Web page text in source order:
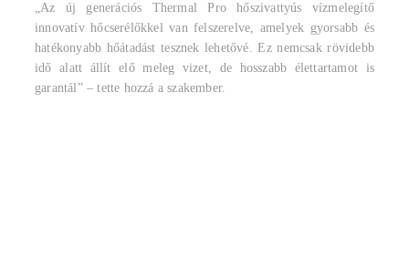
„Az új generációs Thermal Pro hőszivattyús vízmelegítő
innovatív hőcserélőkkel van felszerelve, amelyek gyorsabb és
hatékonyabb hőátadást tesznek lehetővé. Ez nemcsak rövidebb
idő alatt állít elő meleg vizet, de hosszabb élettartamot is
garantál” – tette hozzá a szakember.